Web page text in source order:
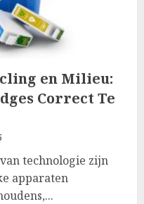
en Milieu:
Correct Te
technologie zijn
apparaten